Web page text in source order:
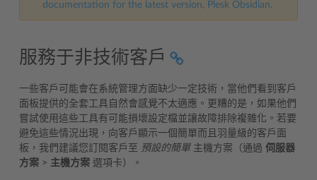
documentation for the latest version, Plesk Obsidian.
服務于非技術客戶
一些客戶可能會在系統管理方面缺少一定技術，當他們看到客戶
面板提供的全套工具自然會感覺不太適應。更糟的是，如果他們
嘗試使用這些工具有可能損壞設定檔並讓故障排除複雜化。若要
避免這些情況出現，向客戶顯示一個簡單而且羽量級的客戶面
板，我們建議您訂閱客戶至 預設的簡單 主機方案（通過 伺服器
方案 > 主機方案 選項卡）。